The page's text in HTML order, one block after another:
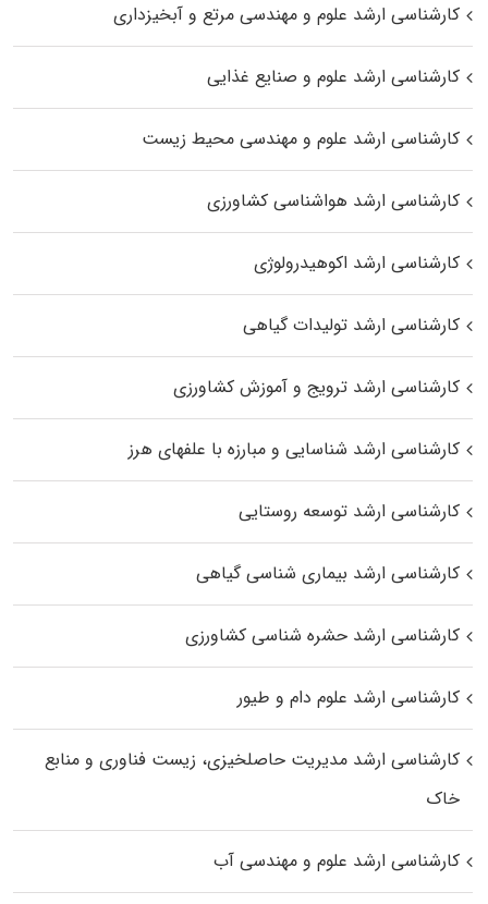
کارشناسی ارشد علوم و مهندسی مرتع و آبخیزداری
کارشناسی ارشد علوم و صنایع غذایی
کارشناسی ارشد علوم و مهندسی محیط زیست
کارشناسی ارشد هواشناسی کشاورزی
کارشناسی ارشد اکوهیدرولوژی
کارشناسی ارشد تولیدات گیاهی
کارشناسی ارشد ترویج و آموزش کشاورزی
کارشناسی ارشد شناسایی و مبارزه با علفهای هرز
کارشناسی ارشد توسعه روستایی
کارشناسی ارشد بیماری‌ شناسی گیاهی
کارشناسی ارشد حشره‌ شناسی کشاورزی
کارشناسی ارشد علوم دام و طیور
کارشناسی ارشد مدیریت حاصلخیزی، زیست فناوری و منابع
خاک
کارشناسی ارشد علوم و مهندسی آب